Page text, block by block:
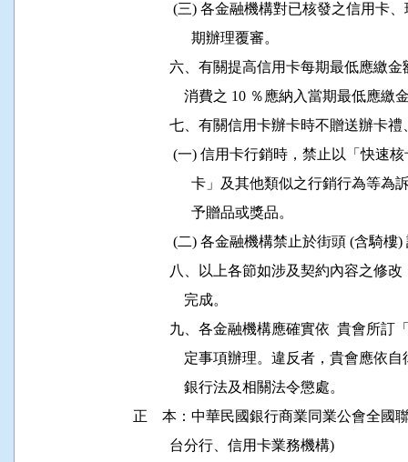
(三) 各金融機構對已核發之信用
                期辦理覆審。
六、有關提高信用卡每期最低應
消費之 10 ％應納入當期最低應
七、有關信用卡辦卡時不贈送辦
(一) 信用卡行銷時，禁止以「快
卡」及其他類似之行銷行為
                予贈品或獎品。
(二) 各金融機構禁止於街頭 (含
八、以上各節如涉及契約內容之修
              完成。
九、各金融機構應確實依  貴會
定事項辦理。違反者，貴會應
              銀行法及相關法令懲處。
正    本：中華民國銀行商業同業公會全國
          台分行、信用卡業務機構)